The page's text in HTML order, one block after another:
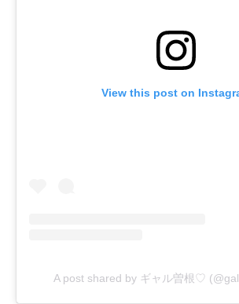
View this post on
A post shared by ギャル曽根♡